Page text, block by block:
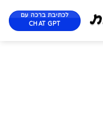
לכתיבת ברכה עם
CHAT GPT